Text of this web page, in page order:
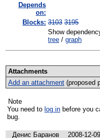
Depends
on:
Blocks: 3103 3195
Show
tree / graph
Attachments
Add an attachment(proposed
Note
You need to log in
bug.
Денис Баранов
2008-12-